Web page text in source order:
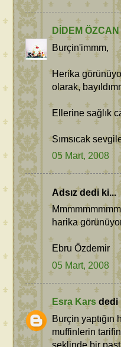
DİDEM ÖZCAN
Burçin'immm,
Herika
olarak,
Ellerine sağlık
Sımsıcak
05 Mart, 2008
Adsız dedi ki...
harika
Ebru Özdemir
05 Mart, 2008
Esra Kars dedi
Burçin
muffinlerin
şeklinde bir